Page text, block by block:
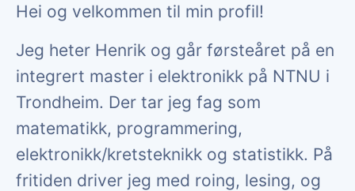
Hei og velkommen til min profil!
Jeg heter Henrik og går førsteåret på en
integrert master i elektronikk på NTNU i
Trondheim. Der tar jeg fag som
matematikk, programmering,
elektronikk/kretsteknikk og statistikk. På
fritiden driver jeg med roing, lesing, og